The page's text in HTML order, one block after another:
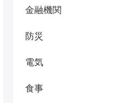
金融機関
防災
電気
食事